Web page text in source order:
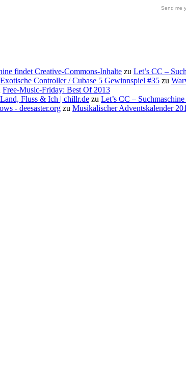
Send me
findet Creative-Commons-Inhalte zu Let’s CC –
Controller / Cubase 5 Gewinnspiel #35 zu
Free-Music-Friday: Best Of 2013
Fluss & Ich | chillr.de zu Let’s CC –
- deesaster.org zu Musikalischer Adventskalender